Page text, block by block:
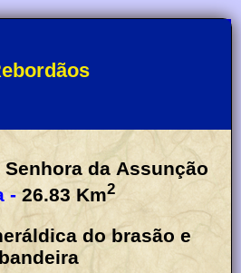
Senhora da Assunção
- 26.83 Km2
do brasão e